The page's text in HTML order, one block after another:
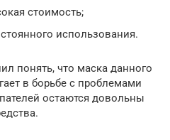
стоимость;
использования.
понять, что маска данного
в борьбе с проблемами
остаются довольны